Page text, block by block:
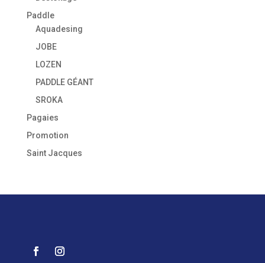
Paddle
Aquadesing
JOBE
LOZEN
PADDLE GÉANT
SROKA
Pagaies
Promotion
Saint Jacques